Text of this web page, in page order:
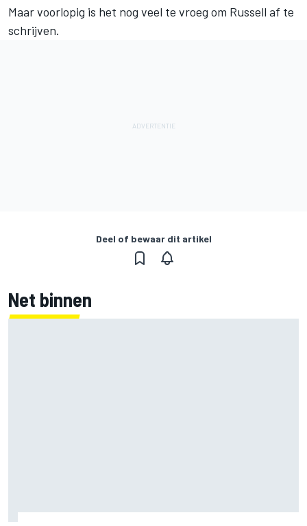
Maar voorlopig is het nog veel te vroeg om Russell af te
schrijven.
Deel of bewaar dit artikel
Net binnen